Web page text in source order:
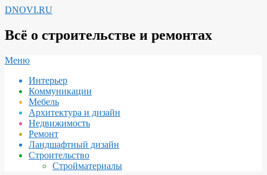
Перейти
содержимому
DNOVI.RU
Всё о строительстве и ремонтах
Вторичное
навигации
Меню
Интерьер
Коммуникации
Мебель
Архитектура и дизайн
Недвижимость
Ремонт
Ландшафтный дизайн
Строительство
Стройматериалы